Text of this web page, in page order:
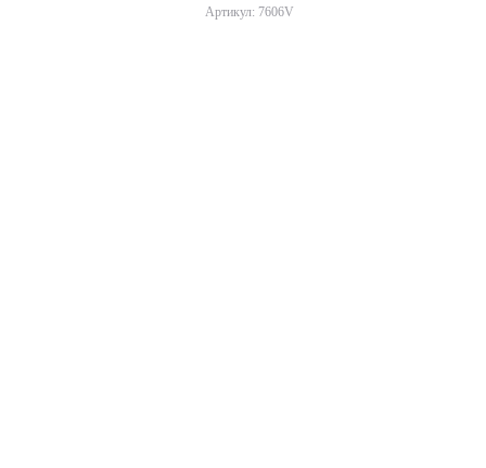
Артикул: 7606V